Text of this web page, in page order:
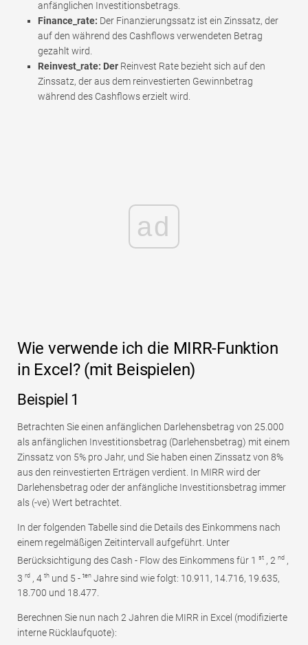
anfänglichen Investitionsbetrags.
Finance_rate: Der Finanzierungssatz ist ein Zinssatz, der
auf den während des Cashflows verwendeten Betrag
gezahlt wird.
Reinvest_rate: Der Reinvest Rate bezieht sich auf den
Zinssatz, der aus dem reinvestierten Gewinnbetrag
während des Cashflows erzielt wird.
ad
Wie verwende ich die MIRR-Funktion
in Excel? (mit Beispielen)
Beispiel 1
Betrachten Sie einen anfänglichen Darlehensbetrag von 25.000
als anfänglichen Investitionsbetrag (Darlehensbetrag) mit einem
Zinssatz von 5% pro Jahr, und Sie haben einen Zinssatz von 8%
aus den reinvestierten Erträgen verdient. In MIRR wird der
Darlehensbetrag oder der anfängliche Investitionsbetrag immer
als (-ve) Wert betrachtet.
In der folgenden Tabelle sind die Details des Einkommens nach
einem regelmäßigen Zeitintervall aufgeführt. Unter
Berücksichtigung des Cash - Flow des Einkommens für 1 st , 2 nd ,
3 rd , 4 th und 5 - ten Jahre sind wie folgt: 10.911, 14.716, 19.635,
18.700 und 18.477.
Berechnen Sie nun nach 2 Jahren die MIRR in Excel (modifizierte
interne Rücklaufquote):